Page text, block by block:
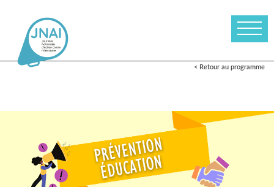
< Retour au programme